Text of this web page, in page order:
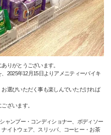
りがとうございます。
2025年12月15日よりアメニティーバイキ
選びいただく事も楽しんでいただければ
ざいます。
ャンプー・コンディショナー、ボディソー
イトウェア、スリッパ、コーヒー・お茶